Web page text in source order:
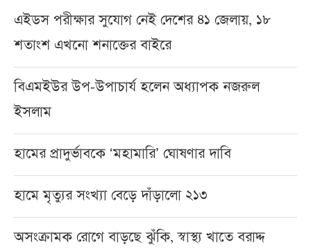
এইডস পরীক্ষার সুযোগ নেই দেশের ৪১ জেলায়, ১৮
শতাংশ এখনো শনাক্তের বাইরে
বিএমইউর উপ-উপাচার্য হলেন অধ্যাপক নজরুল
ইসলাম
হামের প্রাদুর্ভাবকে ‘মহামারি’ ঘোষণার দাবি
হামে মৃত্যুর সংখ্যা বেড়ে দাঁড়ালো ২১৩
অসংক্রামক রোগে বাড়ছে ঝুঁকি, স্বাস্থ্য খাতে বরাদ্দ